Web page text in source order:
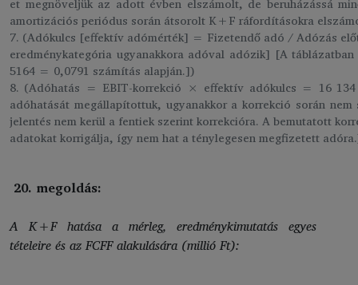
amortizációs periódus során átsorolt K+F ráfordításokra
7. (Adókulcs [effektív adómérték] = Fizetendő adó / Adózás
eredménykategória ugyanakkora adóval adózik] [A
5164 = 0,0791 számítás alapján.])
8. (Adóhatás = EBIT-korrekció × effektív adókulcs = 16
adóhatását megállapítottuk, ugyanakkor a korrekció során nem
jelentés nem kerül a fentiek szerint korrekcióra. A bemutatott
adatokat korrigálja, így nem hat a ténylegesen megfizetett
20. megoldás:
A K+F hatása a mérleg, eredménykimutatás egyes
tételeire és az FCFF alakulására (millió Ft):